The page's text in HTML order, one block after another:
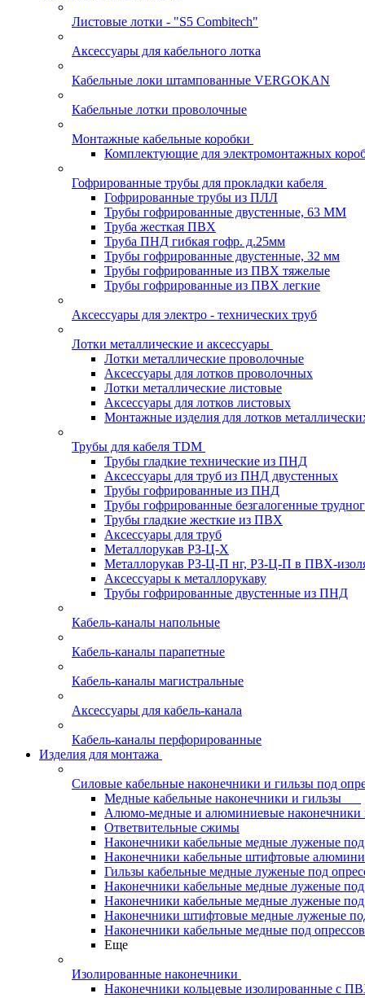
Листовые лотки - "S5 Combitech"
Аксессуары для кабельного лотка
Кабельные локи штампованные VERGOKAN
Кабельные лотки проволочные
Монтажные кабельные коробки
Комплектующие для электромонтажных
Гофрированные трубы для прокладки кабеля
Гофрированные трубы из ПЛЛ
Трубы гофрированные двустенные, 63 ММ
Труба жесткая ПВХ
Труба ПНД гибкая гофр. д.25мм
Трубы гофрированные двустенные, 32 мм
Трубы гофрированные из ПВХ тяжелые
Трубы гофрированные из ПВХ легкие
Аксессуары для электро - технических труб
Лотки металлические и аксессуары
Лотки металлические проволочные
Аксессуары для лотков проволочных
Лотки металлические листовые
Аксессуары для лотков листовых
Монтажные изделия для лотков
Трубы для кабеля TDM
Трубы гладкие технические из ПНД
Аксессуары для труб из ПНД двустенных
Трубы гофрированные из ПНД
Трубы гофрированные безгалогенные
Трубы гладкие жесткие из ПВХ
Аксессуары для труб
Металлорукав РЗ-Ц-Х
Металлорукав РЗ-Ц-П нг, РЗ-Ц-П в ПВХ-
Аксессуары к металлорукаву
Трубы гофрированные двустенные из ПНД
Кабель-каналы напольные
Кабель-каналы парапетные
Кабель-каналы магистральные
Аксессуары для кабель-канала
Кабель-каналы перфорированные
Изделия для монтажа
Силовые кабельные наконечники и гильзы под
Медные кабельные наконечники и гильзы
Алюмо-медные и алюминиевые наконечники
Ответвительные сжимы
Наконечники кабельные медные луженые
Наконечники кабельные штифтовые
Гильзы кабельные медные луженые под
Наконечники кабельные медные луженые
Наконечники кабельные медные луженые
Наконечники штифтовые медные луженые
Наконечники кабельные медные под
Еще
Изолированные наконечники
Наконечники кольцевые изолированные с